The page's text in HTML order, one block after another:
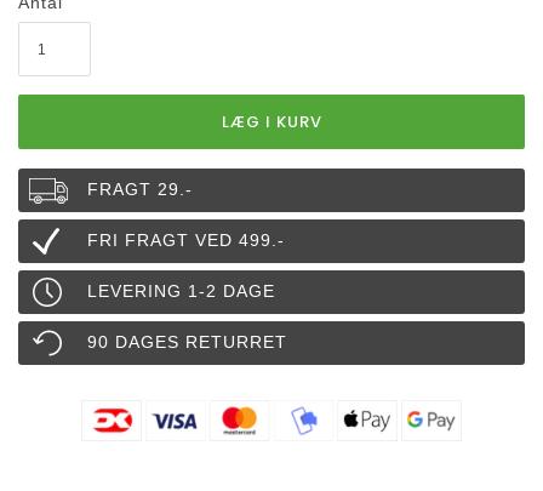
FRAGT 29.-
FRI FRAGT VED 499.-
LEVERING 1-2 DAGE
90 DAGES RETURRET